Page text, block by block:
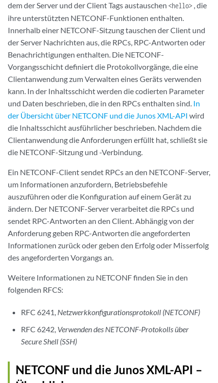
dem der Server und der Client Tags austauschen <hello> , die
ihre unterstützten NETCONF-Funktionen enthalten.
Innerhalb einer NETCONF-Sitzung tauschen der Client und
der Server Nachrichten aus, die RPCs, RPC-Antworten oder
Benachrichtigungen enthalten. Die NETCONF-
Vorgangsschicht definiert die Protokollvorgänge, die eine
Clientanwendung zum Verwalten eines Geräts verwenden
kann. In der Inhaltsschicht werden die codierten Parameter
und Daten beschrieben, die in den RPCs enthalten sind. In
der Übersicht über NETCONF und die Junos XML-API wird
die Inhaltsschicht ausführlicher beschrieben. Nachdem die
Clientanwendung die Anforderungen erfüllt hat, schließt sie
die NETCONF-Sitzung und -Verbindung.
Ein NETCONF-Client sendet RPCs an den NETCONF-Server,
um Informationen anzufordern, Betriebsbefehle
auszuführen oder die Konfiguration auf einem Gerät zu
ändern. Der NETCONF-Server verarbeitet die RPCs und
sendet RPC-Antworten an den Client. Abhängig von der
Anforderung geben RPC-Antworten die angeforderten
Informationen zurück oder geben den Erfolg oder Misserfolg
des angeforderten Vorgangs an.
Weitere Informationen zu NETCONF finden Sie in den
folgenden RFCS:
RFC 6241, Netzwerkkonfigurationsprotokoll (NETCONF)
RFC 6242, Verwenden des NETCONF-Protokolls über
Secure Shell (SSH)
NETCONF und die Junos XML-API –